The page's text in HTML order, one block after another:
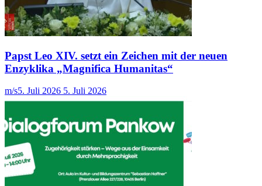
Papst Leo XIV. setzt ein Zeichen mit der neuen
Enzyklika „Magnifica Humanitas“
m/s5. Juli 2026 5. Juli 2026